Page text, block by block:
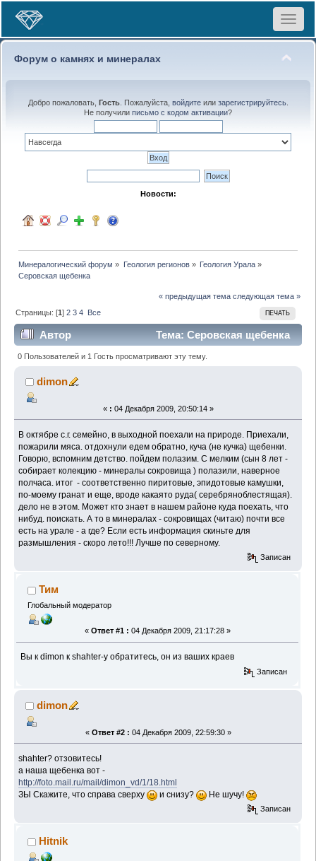
Toggle
Форум о камнях и минералах
Добро пожаловать, Гость. Пожалуйста, войдитеили зарегистрируйтесь.
Не получили письмо с кодом активации?
Новости:
Минералогический форум » Геология регионов» Геология Урала»
Серовская щебенка
« предыдущая тема следующая тема »
ПЕЧАТЬ
Страницы: [1]2 3 4 Все
Автор
Тема: Серовская щебенка
(Прочитано 47591 раз)
0 Пользователей и 1 Гость просматривают эту тему.
dimon
« : 04 Декабря 2009, 20:50:14 »
В октябре с.г. семейно, в выходной поехали на природе. Приехали,
пожарили мяса. отдохнули едем обратно, куча (не кучка) щебенки.
Говорю, вспомним детство. пойдем полазим. С мелким (сын 8 лет -
собирает колекцию - минералы сокровища ) полазили, наверное
полчаса. итог - соответственно пиритовые, эпидотовые камушки,
по-моему гранат и еще, вроде какаято руда( серебряноблестящая).
дело не в этом. Может кто знает в нашем районе куда поехать, что
нибуд. поискать. А то в минералах - сокровищах (читаю) почти все
есть на урале - а где? Если есть информация скиньте для
размышления - скоро лето!!! Лучше по северному.
Записан
Тим
Глобальный модератор
« Ответ #1 : 04 Декабря 2009, 21:17:28 »
Вы к dimon к shahter-у обратитесь, он из ваших краев
Записан
dimon
« Ответ #2 : 04 Декабря 2009, 22:59:30 »
shahter? отзовитесь!
а наша щебенка вот -
http://foto.mail.ru/mail/dimon_vd/1/18.html
ЗЫ Скажите, что справа сверху
и снизу? Не шучу!
Записан
Hitnik